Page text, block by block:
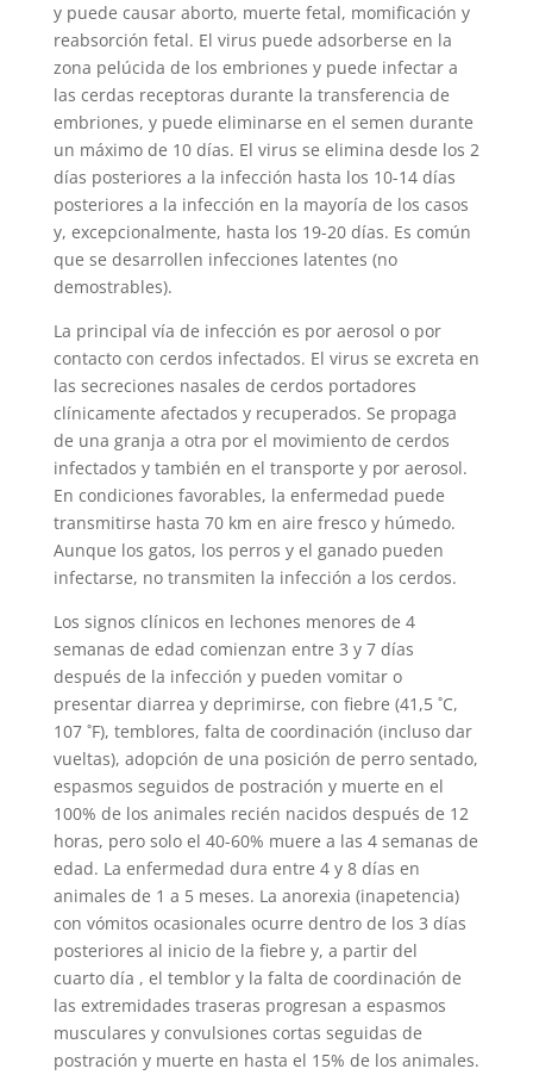
y puede causar aborto, muerte fetal, momificación y
reabsorción fetal. El virus puede adsorberse en la
zona pelúcida de los embriones y puede infectar a
las cerdas receptoras durante la transferencia de
embriones, y puede eliminarse en el semen durante
un máximo de 10 días. El virus se elimina desde los 2
días posteriores a la infección hasta los 10-14 días
posteriores a la infección en la mayoría de los casos
y, excepcionalmente, hasta los 19-20 días. Es común
que se desarrollen infecciones latentes (no
demostrables).
La principal vía de infección es por aerosol o por
contacto con cerdos infectados. El virus se excreta en
las secreciones nasales de cerdos portadores
clínicamente afectados y recuperados. Se propaga
de una granja a otra por el movimiento de cerdos
infectados y también en el transporte y por aerosol.
En condiciones favorables, la enfermedad puede
transmitirse hasta 70 km en aire fresco y húmedo.
Aunque los gatos, los perros y el ganado pueden
infectarse, no transmiten la infección a los cerdos.
Los signos clínicos en lechones menores de 4
semanas de edad comienzan entre 3 y 7 días
después de la infección y pueden vomitar o
presentar diarrea y deprimirse, con fiebre (41,5 ˚C,
107 ˚F), temblores, falta de coordinación (incluso dar
vueltas), adopción de una posición de perro sentado,
espasmos seguidos de postración y muerte en el
100% de los animales recién nacidos después de 12
horas, pero solo el 40-60% muere a las 4 semanas de
edad. La enfermedad dura entre 4 y 8 días en
animales de 1 a 5 meses. La anorexia (inapetencia)
con vómitos ocasionales ocurre dentro de los 3 días
posteriores al inicio de la fiebre y, a partir del
cuarto día , el temblor y la falta de coordinación de
las extremidades traseras progresan a espasmos
musculares y convulsiones cortas seguidas de
postración y muerte en hasta el 15% de los animales.